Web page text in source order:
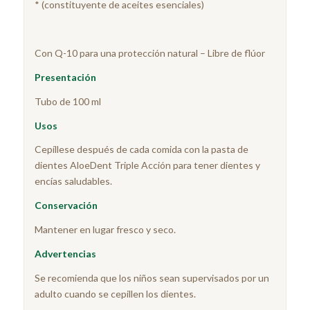
* (constituyente de aceites esenciales)
Con Q-10 para una protección natural – Libre de flúor
Presentación
Tubo de 100 ml
Usos
Cepíllese después de cada comida con la pasta de
dientes AloeDent Triple Acción para tener dientes y
encías saludables.
Conservación
Mantener en lugar fresco y seco.
Advertencias
Se recomienda que los niños sean supervisados ​​por un
adulto cuando se cepillen los dientes.